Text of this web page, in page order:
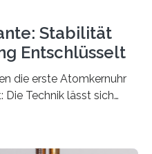
Stabilität
Entschlüsselt
die erste Atomkernuhr
Technik lässt sich
Thorium-